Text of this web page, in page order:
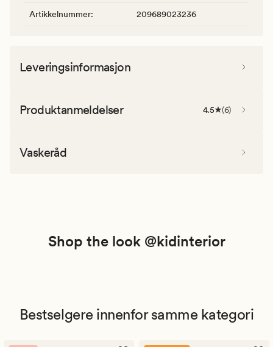
Artikkelnummer: 209689023236
Leveringsinformasjon
Produktanmeldelser 4.5 (6)
Vaskeråd
Shop the look @kidinterior
Bestselgere innenfor samme kategori